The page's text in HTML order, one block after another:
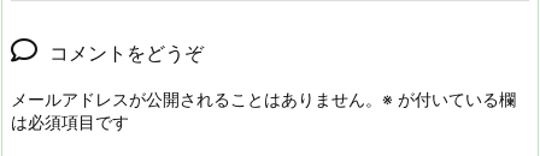
コメントをどうぞ
メールアドレスが公開されることはありません。 ※ が付いている欄
は必須項目です